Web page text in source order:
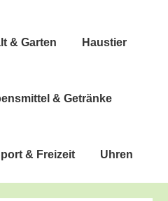
& Garten Haus­tier
& Getränke
& Freizeit Uhren